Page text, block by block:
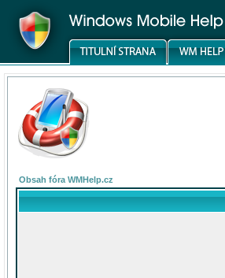
Obsah fóra WMHelp.cz